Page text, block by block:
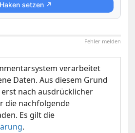
Haken setzen ↗
Fehler melden
verarbeitet
Daten. Aus diesem Grund
nach ausdrücklicher
die nachfolgende
Es gilt die
.